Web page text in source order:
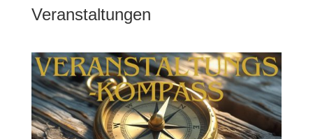
Veranstaltungen